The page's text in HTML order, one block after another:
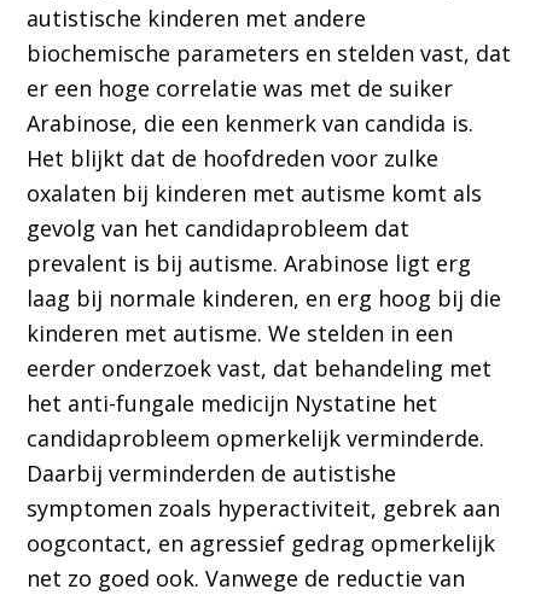
autistische kinderen met andere
biochemische parameters en stelden vast, dat
er een hoge correlatie was met de suiker
Arabinose, die een kenmerk van candida is.
Het blijkt dat de hoofdreden voor zulke
oxalaten bij kinderen met autisme komt als
gevolg van het candidaprobleem dat
prevalent is bij autisme. Arabinose ligt erg
laag bij normale kinderen, en erg hoog bij die
kinderen met autisme. We stelden in een
eerder onderzoek vast, dat behandeling met
het anti-fungale medicijn Nystatine het
candidaprobleem opmerkelijk verminderde.
Daarbij verminderden de autistishe
symptomen zoals hyperactiviteit, gebrek aan
oogcontact, en agressief gedrag opmerkelijk
net zo goed ook. Vanwege de reductie van